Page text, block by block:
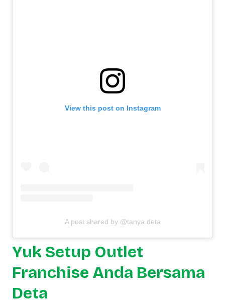
View this post on Instagram
A post shared by @tanya.deta
Yuk Setup Outlet
Franchise Anda Bersama
Deta